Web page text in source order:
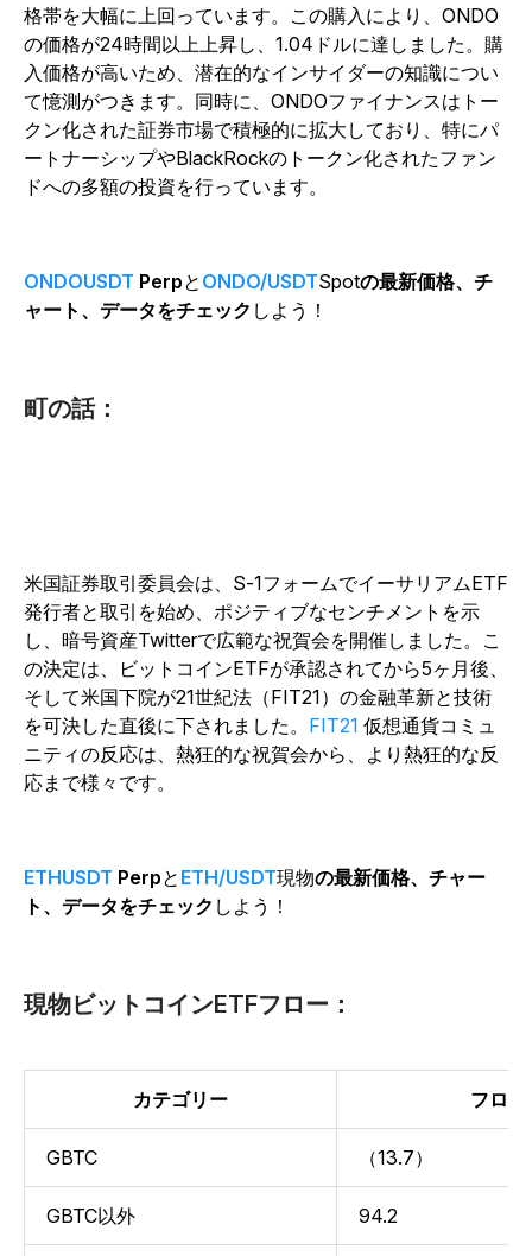
格帯を大幅に上回っています。この購入により、ONDO
の価格が24時間以上上昇し、1.04ドルに達しました。購
入価格が高いため、潜在的なインサイダーの知識につい
て憶測がつきます。同時に、ONDOファイナンスはトー
クン化された証券市場で積極的に拡大しており、特にパ
ートナーシップやBlackRockのトークン化されたファン
ドへの多額の投資を行っています。
ONDOUSDT Perpと ONDO/USDTSpotの最新価格、チ
ャート、データをチェック しよう！
町の話：
米国証券取引委員会は、S-1フォームでイーサリアムETF
発行者と取引を始め、ポジティブなセンチメントを示
し、暗号資産Twitterで広範な祝賀会を開催しました。こ
の決定は、ビットコインETFが承認されてから5ヶ月後、
そして米国下院が21世紀法（FIT21）の金融革新と技術
を可決した直後に下されました。 FIT21 仮想通貨コミュ
ニティの反応は、熱狂的な祝賀会から、より熱狂的な反
応まで様々です。
ETHUSDT Perpと ETH/USDT現物の最新価格、チャー
ト、データをチェック しよう！
現物ビットコインETFフロー：
カテゴリー フロ
GBTC （13.7）
GBTC以外 94.2